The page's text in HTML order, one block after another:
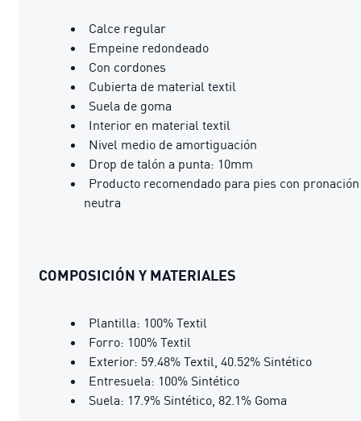
Calce regular
Empeine redondeado
Con cordones
Cubierta de material textil
Suela de goma
Interior en material textil
Nivel medio de amortiguación
Drop de talón a punta: 10mm
Producto recomendado para pies con pronación
neutra
COMPOSICIÓN Y MATERIALES
Plantilla: 100% Textil
Forro: 100% Textil
Exterior: 59.48% Textil, 40.52% Sintético
Entresuela: 100% Sintético
Suela: 17.9% Sintético, 82.1% Goma